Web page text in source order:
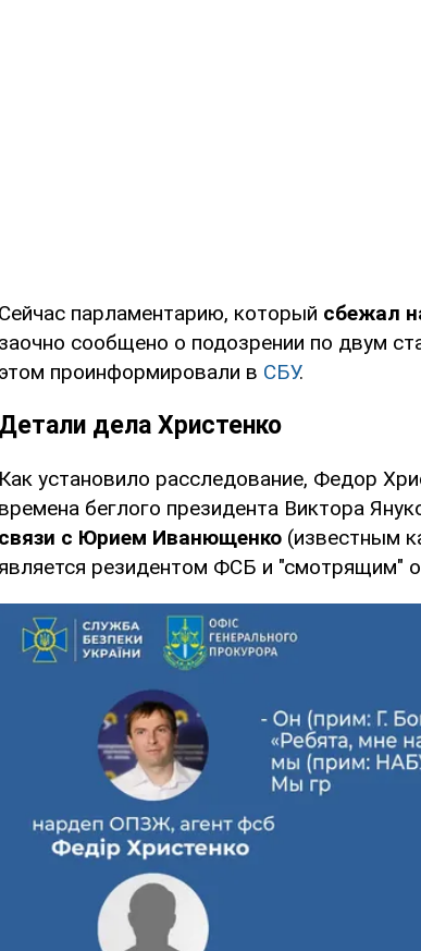
Сейчас парламентарию, который сбежал
заочно сообщено о подозрении по двум
этом проинформировали в СБУ.
Детали дела Христенко
Как установило расследование, Федор
времена беглого президента Виктора
связи с Юрием Иванющенко (известным
резидентом ФСБ и "смотрящим"